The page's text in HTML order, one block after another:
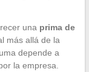
una prima de
más allá de la
depende a
la empresa.